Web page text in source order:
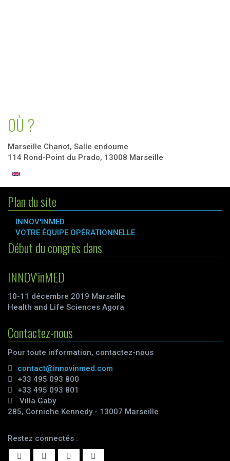
OÙ ?
Marseille Chanot, Salle endoume
114 Rond-Point du Prado, 13008 Marseille
Plan du site
INNOV'INMED
VOTRE ÉQUIPE OPÉRATIONNELLE
Début du congrès dans
INNOV'inMED
10-11 décembre 2019 Marseille
Health and Life Sciences Agora
Contactez-nous
Pour toute information, contactez-nous
contact@innovinmed.com
+33 495 093 800
+33 495 093 801
Villa Gaby
285, Corniche Kennedy - 13007 Marseille
Restez connectés :